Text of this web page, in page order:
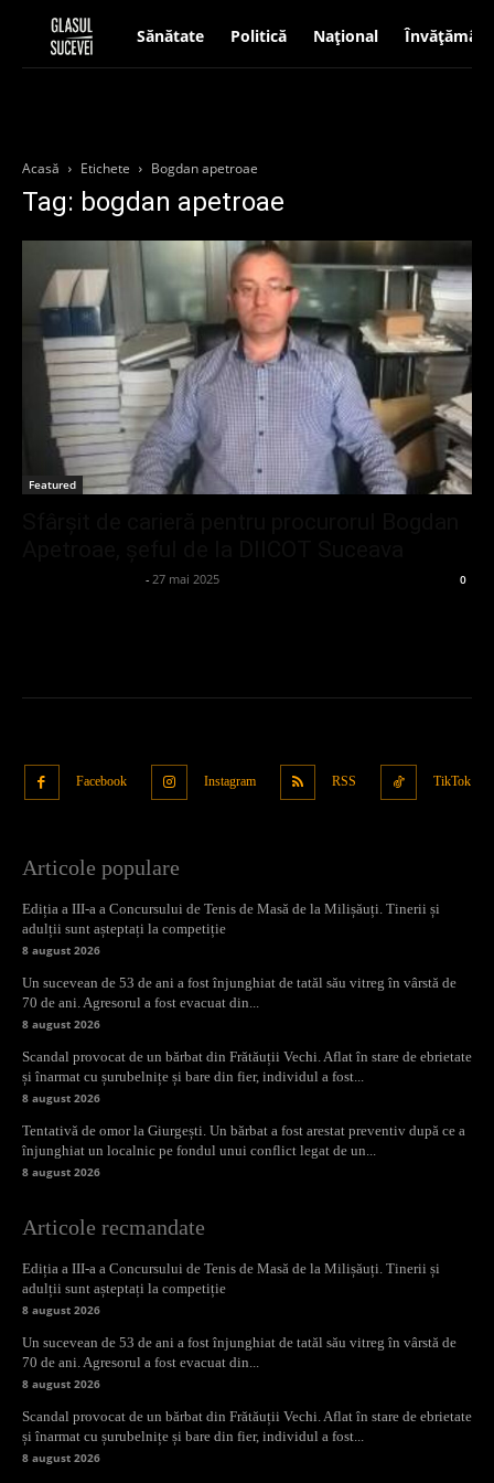
Sănătate Politică Național Învățământ
Acasă Etichete Bogdan apetroae
Tag: bogdan apetroae
Featured
- 27 mai 2025 0
Facebook Instagram RSS TikTok
Articole populare
Ediția a III-a a Concursului de Tenis de Masă de la Milișăuți. Tinerii și
adulții sunt așteptați la competiție
8 august 2026
Un sucevean de 53 de ani a fost înjunghiat de tatăl său vitreg în vârstă de
70 de ani. Agresorul a fost evacuat din...
8 august 2026
Scandal provocat de un bărbat din Frătăuții Vechi. Aflat în stare de ebrietate
și înarmat cu șurubelnițe și bare din fier, individul a fost...
8 august 2026
Tentativă de omor la Giurgești. Un bărbat a fost arestat preventiv după ce a
înjunghiat un localnic pe fondul unui conflict legat de un...
8 august 2026
Articole recmandate
Ediția a III-a a Concursului de Tenis de Masă de la Milișăuți. Tinerii și
adulții sunt așteptați la competiție
8 august 2026
Un sucevean de 53 de ani a fost înjunghiat de tatăl său vitreg în vârstă de
70 de ani. Agresorul a fost evacuat din...
8 august 2026
Scandal provocat de un bărbat din Frătăuții Vechi. Aflat în stare de ebrietate
și înarmat cu șurubelnițe și bare din fier, individul a fost...
8 august 2026